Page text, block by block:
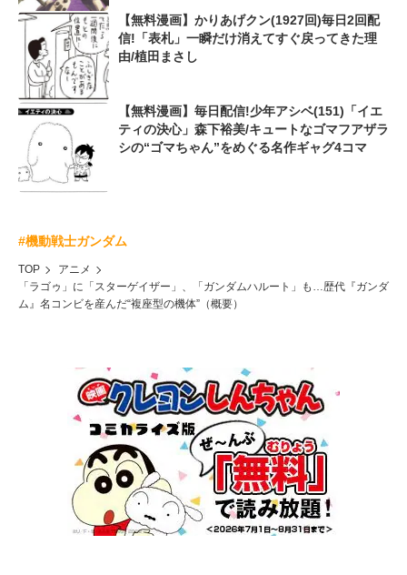
【無料漫画】かりあげクン(1927回)毎日2回配
信!「表札」一瞬だけ消えてすぐ戻ってきた理
由/植田まさし
【無料漫画】毎日配信!少年アシベ(151)「イエ
ティの決心」森下裕美/キュートなゴマフアザラ
シの“ゴマちゃん”をめぐる名作ギャグ4コマ
#機動戦士ガンダム
TOP
アニメ
「ラゴゥ」に「スターゲイザー」、「ガンダムハルート」も…歴代『ガンダ
ム』名コンビを産んだ“複座型の機体”（概要）